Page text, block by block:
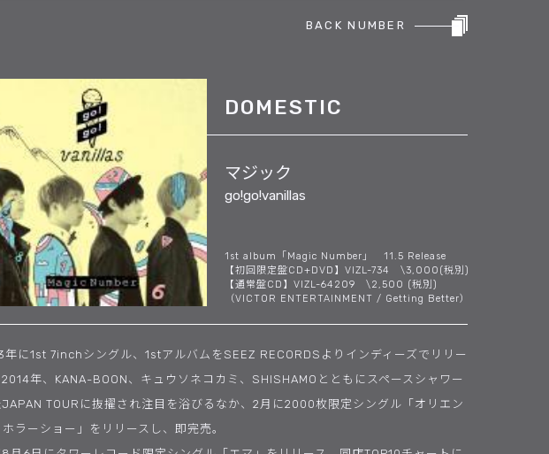
BACK NUMBER
DOMESTIC
マジック
go!go!vanillas
1st album「Magic Number」 11.5 Release
【初回限定盤CD+DVD】VIZL-734 \3,000(税別)
【通常盤CD】VIZL-64209 \2,500 (税別)
（VICTOR ENTERTAINMENT / Getting Better）
年に1st 7inchシングル、1stアルバムをSEEZ RECORDSよりインディーズでリリー
2014年、KANA-BOON、キュウソネコカミ、SHISHAMOとともにスペースシャワー
TOURに抜擢され注目を浴びるなか、2月に2000枚限定シングル「オリエン
ホラーショー」をリリースし、即完売。